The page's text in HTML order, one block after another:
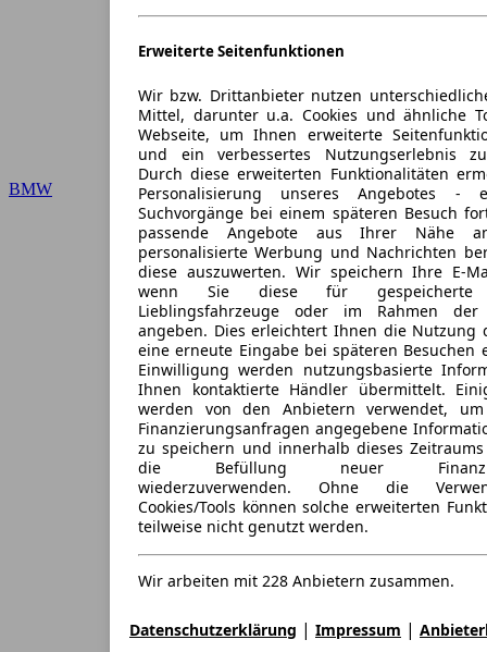
BMW
Erweiterte Seitenfunktionen
Wir bzw. Drittanbieter nutzen
Mittel, darunter u.a. Cookies und ähnliche
Webseite, um Ihnen erweiterte
und ein verbessertes Nutzungserlebnis
Durch diese erweiterten Funktionalitäten
Personalisierung unseres Angebotes
Suchvorgänge bei einem späteren Besuch
passende Angebote aus Ihrer Nähe
personalisierte Werbung und Nachrichten
diese auszuwerten. Wir speichern Ihre E-
wenn Sie diese für gespeicherte
Lieblingsfahrzeuge oder im Rahmen der
angeben. Dies erleichtert Ihnen die Nutzung
eine erneute Eingabe bei späteren
Einwilligung werden nutzungsbasierte
Ihnen kontaktierte Händler übermittelt.
werden von den Anbietern verwendet,
Finanzierungsanfragen angegebene
zu speichern und innerhalb dieses
die Befüllung neuer
wiederzuverwenden. Ohne die
Cookies/Tools können solche erweiterten
teilweise nicht genutzt werden.
Wir arbeiten mit 228 Anbietern zusammen.
Datenschutzerklärung | Impressum |